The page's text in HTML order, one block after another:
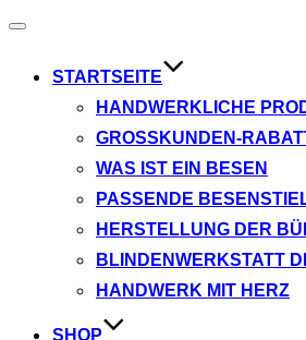
Navigation
STARTSEITE
HANDWERKLICHE
GROSSKUNDEN-
WAS IST EIN BESEN
PASSENDE
HERSTELLUNG DER
BLINDENWERKSTATT
HANDWERK MIT HERZ
SHOP